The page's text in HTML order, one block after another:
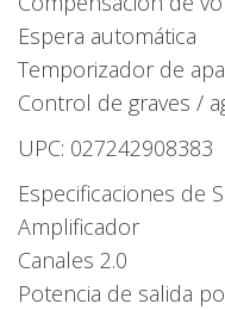
Espera automática
Temporizador de
Control de graves /
UPC: 027242908383
Especificaciones de
Amplificador
Canales 2.0
Potencia de salida